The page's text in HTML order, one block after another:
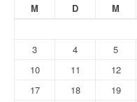
M D M
3
4 5
10
11 12
17
18 19